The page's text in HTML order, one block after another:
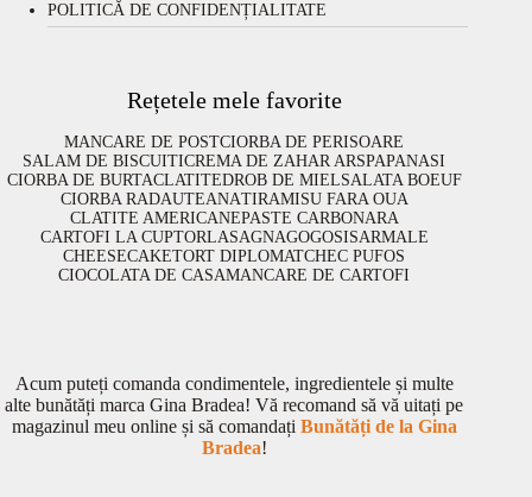
POLITICĂ DE CONFIDENȚIALITATE
Rețetele mele favorite
MANCARE DE POSTCIORBA DE PERISOARE
SALAM DE BISCUITICREMA DE ZAHAR ARSPAPANASI
CIORBA DE BURTACLATITEDROB DE MIELSALATA BOEUF
CIORBA RADAUTEANATIRAMISU FARA OUA
CLATITE AMERICANEPASTE CARBONARA
CARTOFI LA CUPTORLASAGNAGOGOSISARMALE
CHEESECAKETORT DIPLOMATCHEC PUFOS
CIOCOLATA DE CASAMANCARE DE CARTOFI
Acum puteți comanda condimentele, ingredientele și multe
alte bunătăți marca Gina Bradea! Vă recomand să vă uitați pe
magazinul meu online și să comandați Bunătăți de la Gina
Bradea!